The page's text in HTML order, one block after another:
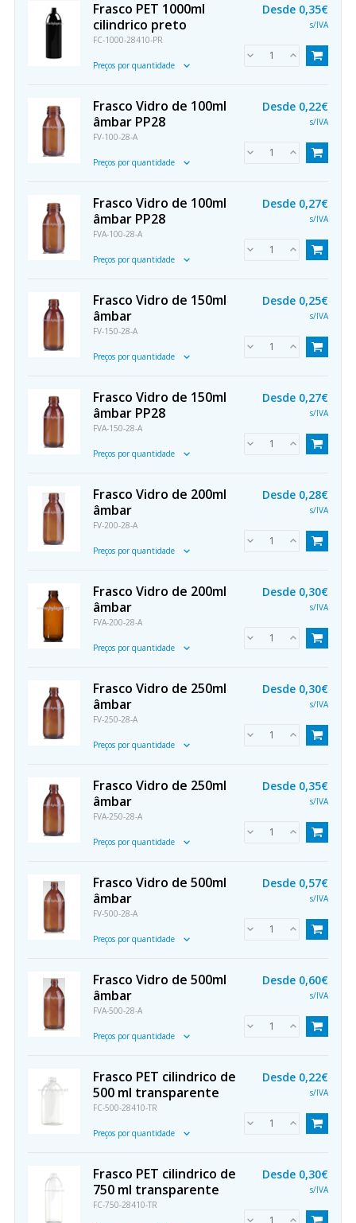
Frasco PET 1000ml
cilindrico preto
FC-1000-28410-PR
Preços por quantidade
Desde 0,35€
s/IVA
Frasco Vidro de 100ml
âmbar PP28
FV-100-28-A
Preços por quantidade
Desde 0,22€
s/IVA
Frasco Vidro de 100ml
âmbar PP28
FVA-100-28-A
Preços por quantidade
Desde 0,27€
s/IVA
Frasco Vidro de 150ml
âmbar
FV-150-28-A
Preços por quantidade
Desde 0,25€
s/IVA
Frasco Vidro de 150ml
âmbar PP28
FVA-150-28-A
Preços por quantidade
Desde 0,27€
s/IVA
Frasco Vidro de 200ml
âmbar
FV-200-28-A
Preços por quantidade
Desde 0,28€
s/IVA
Frasco Vidro de 200ml
âmbar
FVA-200-28-A
Preços por quantidade
Desde 0,30€
s/IVA
Frasco Vidro de 250ml
âmbar
FV-250-28-A
Preços por quantidade
Desde 0,30€
s/IVA
Frasco Vidro de 250ml
âmbar
FVA-250-28-A
Preços por quantidade
Desde 0,35€
s/IVA
Frasco Vidro de 500ml
âmbar
FV-500-28-A
Preços por quantidade
Desde 0,57€
s/IVA
Frasco Vidro de 500ml
âmbar
FVA-500-28-A
Preços por quantidade
Desde 0,60€
s/IVA
Frasco PET cilindrico de
500 ml transparente
FC-500-28410-TR
Preços por quantidade
Desde 0,22€
s/IVA
Frasco PET cilindrico de
750 ml transparente
FC-750-28410-TR
Desde 0,30€
s/IVA